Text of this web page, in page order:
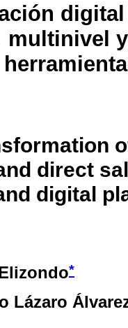
multinivel
direct
digital
*
Lázaro